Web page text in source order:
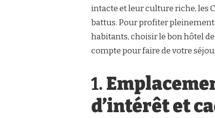
intacte et leur culture riche, les
battus. Pour profiter pleinement
habitants, choisir le bon hôtel
compte pour faire de votre
1.
d’intérêt et